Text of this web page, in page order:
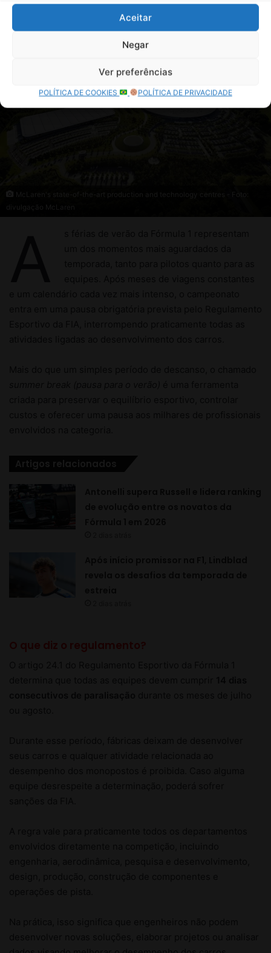
Aceitar
Negar
Ver preferências
POLÍTICA DE COOKIES POLÍTICA DE PRIVACIDADE